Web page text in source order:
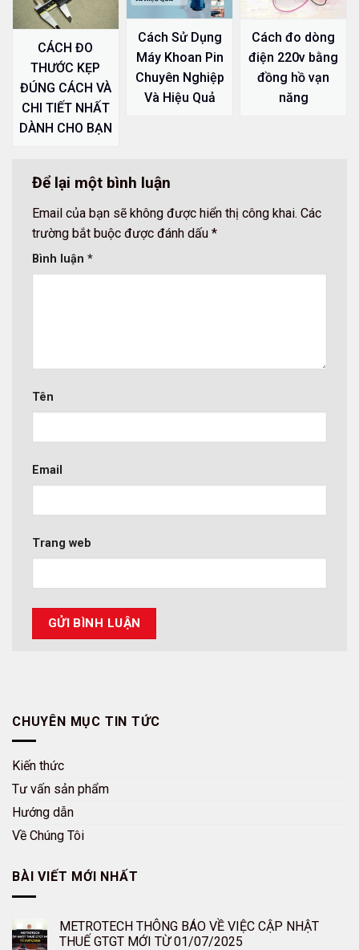
CÁCH ĐO
THƯỚC KẸP
ĐÚNG CÁCH VÀ
CHI TIẾT NHẤT
DÀNH CHO BẠN
Cách Sử Dụng
Máy Khoan Pin
Chuyên Nghiệp
Và Hiệu Quả
Cách đo dòng
điện 220v bằng
đồng hồ vạn
năng
Để lại một bình luận
Email của bạn sẽ không được hiển thị công khai. Các
trường bắt buộc được đánh dấu *
Bình luận *
Tên
Email
Trang web
CHUYÊN MỤC TIN TỨC
Kiến thức
Tư vấn sản phẩm
Hướng dẫn
Về Chúng Tôi
BÀI VIẾT MỚI NHẤT
METROTECH THÔNG BÁO VỀ VIỆC CẬP NHẬT
THUẾ GTGT MỚI TỪ 01/07/2025